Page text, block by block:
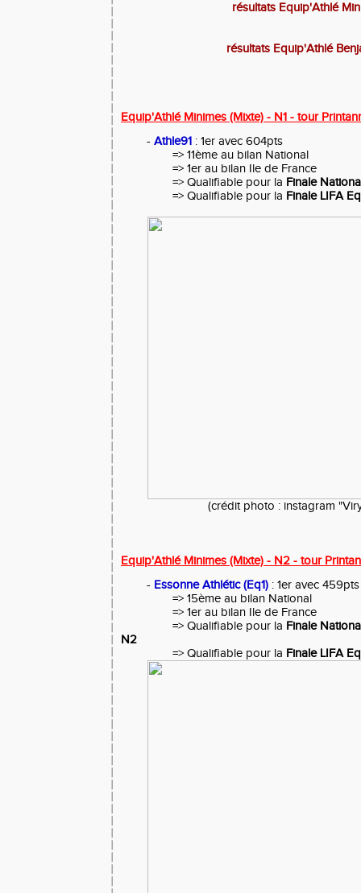
résultats Equip'Athlé
résultats Equip'Athlé
Equip'Athlé Minimes (Mixte) - N1 - tour
- Athle91 : 1er avec 604pts
=> 11ème au bilan National
=> 1er au bilan Ile de France
=> Qualifiable pour la Finale
=> Qualifiable pour la Finale LIFA
(crédit photo : instagram
Equip'Athlé Minimes (Mixte) - N2 - tour
- Essonne Athlétic (Eq1) : 1er avec 459pts
=> 15ème au bilan National
=> 1er au bilan Ile de France
=> Qualifiable pour la Finale
N2
=> Qualifiable pour la Finale LIFA